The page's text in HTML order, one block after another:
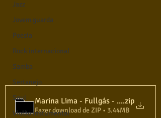
Jazz
Jovem guarda
Poesia
Rock internacional
Samba
Sertanejo
Soul
Violão instumental
Marina Lima - Fullgás - (Versão
.zip
Fazer download de ZIP • 3.44MB